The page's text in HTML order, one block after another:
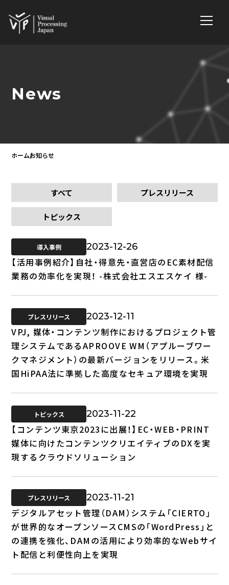
News
ホームお知らせ
すべて プレスリリース
トピックス
導入事例 2023-12-26
【活用事例紹介】自社・得意先・直営店のEC素材配信
業務の効率化を実現！ -株式会社エスエスケイ 様-
プレスリリース 2023-12-11
VPJ, 媒体・コンテンツ制作におけるプロジェクト管
理システムであるAPROOVE WM（アプルーブワー
クマネジメント）の最新バージョンをリリース。米
国HiPAA法に準拠した高度なセキュア環境を実現
トピックス 2023-11-22
【コンテンツ東京2023に出展！】EC・WEB・PRINT
媒体に向けたコンテンツクリエイティブのDXを実
現するクラウドソリューション
プレスリリース 2023-11-21
デジタルアセット管理（DAM）システム「CIERTO」
が世界的なオープンソースCMSの「WordPress」と
の連携を強化、DAMの活用により効率的なWebサイ
ト配信と利便性向上を実現